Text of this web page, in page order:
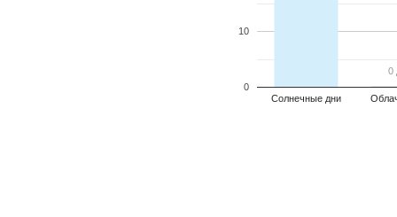
Солнечные дни
0
10
0
0